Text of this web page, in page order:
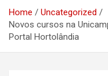
petróleo,
emprego,
Home
Uncategorized
Novos cursos na
Portal Hortolândia